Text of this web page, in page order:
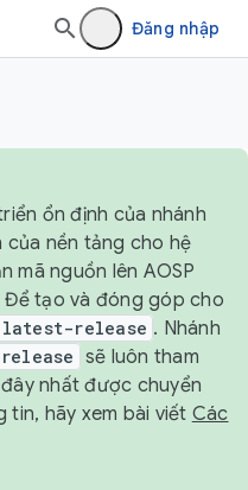
Đăng nhập
ổn định của nhánh
của nền tảng cho hệ
mã nguồn lên AOSP
Để tạo và đóng góp cho
release . Nhánh
sẽ luôn tham
nhất được chuyển
tin, hãy xem bài viết Các